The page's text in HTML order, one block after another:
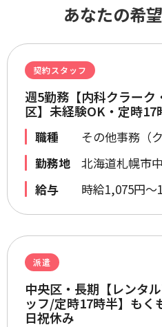
あなたの希
契約スタッフ
週5勤務【内科クラーク
区】未経験OK・定時17
職種
その他事務（
勤務地
北海道札幌市
給与
時給1,075円～
派遣
中央区・長期【レンタ
ッフ/定時17時半】もく
日祝休み